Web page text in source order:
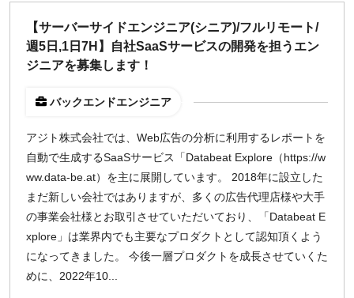
【サーバーサイドエンジニア(シニア)/フルリモート/
週5日,1日7H】自社SaaSサービスの開発を担うエン
ジニアを募集します！
バックエンドエンジニア
アジト株式会社では、Web広告の分析に利用するレポートを
自動で生成するSaaSサービス「Databeat Explore（https://w
ww.data-be.at）を主に展開しています。 2018年に設立した
まだ新しい会社ではありますが、多くの広告代理店様や大手
の事業会社様とお取引させていただいており、「Databeat E
xplore」は業界内でも主要なプロダクトとして認知頂くよう
になってきました。 今後一層プロダクトを成長させていくた
めに、2022年10...